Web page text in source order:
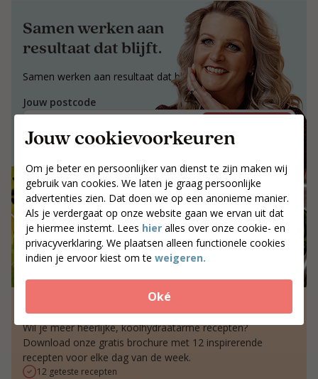
Jouw cookievoorkeuren
Om je beter en persoonlijker van dienst te zijn maken wij
gebruik van cookies. We laten je graag persoonlijke
advertenties zien. Dat doen we op een anonieme manier.
Als je verdergaat op onze website gaan we ervan uit dat
je hiermee instemt. Lees hier alles over onze cookie- en
privacyverklaring. We plaatsen alleen functionele cookies
indien je ervoor kiest om te weigeren.
Oké
Samen werken aan
resultaat dat blijft.
Samen werken aan resultaat dat blijft.
Jouw postcode
12x koolhydraatarme recepten
Wil je meer heerlijke, koolhydraatarme recepten?
Download onze gratis brochure met 12 inspirerende
recepten voor elke dag van de week.
12 geteste recepten